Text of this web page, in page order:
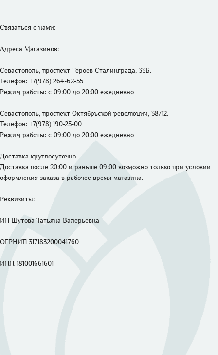
Связаться с нами:
Адреса Магазинов:
Севастополь, проспект Героев Сталинграда, 33Б.
Телефон: +7(978) 264-62-55
Режим работы: с 09:00 до 20:00 ежедневно
Севастополь, проспект Октябрьской революции, 38/12.
Телефон: +7(978) 190-25-00
Режим работы: с 09:00 до 20:00 ежедневно
Доставка круглосуточно.
Доставка после 20:00 и раньше 09:00 возможно только при условии
оформления заказа в рабочее время магазина.
Реквизиты:
ИП Шутова Татьяна Валерьевна
ОГРНИП 317183200041760
ИНН 181001661601